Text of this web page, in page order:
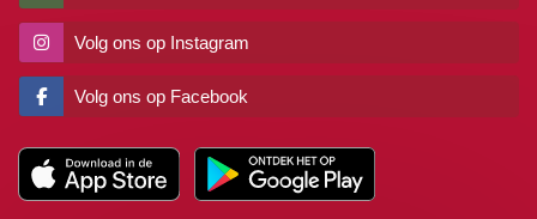
Volg ons op Instagram
Volg ons op Facebook